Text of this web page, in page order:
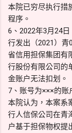
本院已穷尽执行措
程序。
6、2022年3月24
行发出（2021）
省信用担保集团有
行股份有限公司的
金账户无法扣划。
7、账号为×××的
本院认为，本案系
行人信保公司在青
户基于担保物权提